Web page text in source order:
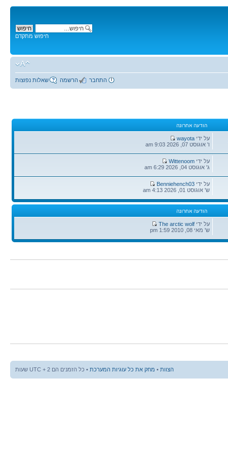
חיפוש מתקדם
שאלות נפוצות הרשמה התחבר
הודעה אחרונה
הודעה
אחרונה
על ידי wayota
ו' אוגוסט 07, 2026 9:03 am
הודעה
אחרונה
על ידי Wittenoom
ג' אוגוסט 04, 2026 6:29 am
הודעה
אחרונה
על ידי Benniehench03
ש' אוגוסט 01, 2026 4:13 am
הודעה אחרונה
הודעה
אחרונה
על ידי The arctic wolf
ש' מאי 08, 2010 1:59 pm
הצוות • מחק את כל עוגיות המערכת • כל הזמנים הם UTC + 2 שעות